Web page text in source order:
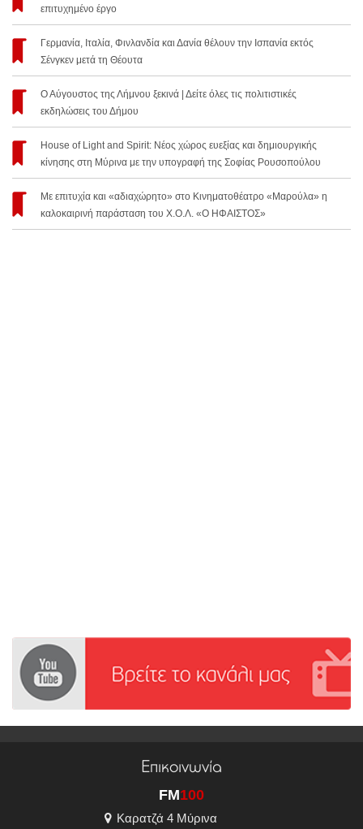
επιτυχημένο έργο
Γερμανία, Ιταλία, Φινλανδία και Δανία θέλουν την Ισπανία εκτός
Σένγκεν μετά τη Θέουτα
Ο Αύγουστος της Λήμνου ξεκινά | Δείτε όλες τις πολιτιστικές
εκδηλώσεις του Δήμου
House of Light and Spirit: Νέος χώρος ευεξίας και δημιουργικής
κίνησης στη Μύρινα με την υπογραφή της Σοφίας Ρουσοπούλου
Με επιτυχία και «αδιαχώρητο» στο Κινηματοθέατρο «Μαρούλα» η
καλοκαιρινή παράσταση του Χ.Ο.Λ. «Ο ΗΦΑΙΣΤΟΣ»
Επικοινωνία
FM100
Καρατζά 4 Μύρινα